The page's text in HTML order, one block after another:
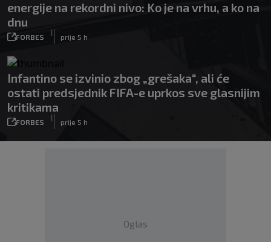
energije na rekordni nivo: Ko je na vrhu, a ko na
dnu
FORBES
|
prije 5 h
Infantino se izvinio zbog „grešaka“, ali će
ostati predsjednik FIFA-e uprkos sve glasnijim
kritikama
FORBES
|
prije 5 h
Oglas